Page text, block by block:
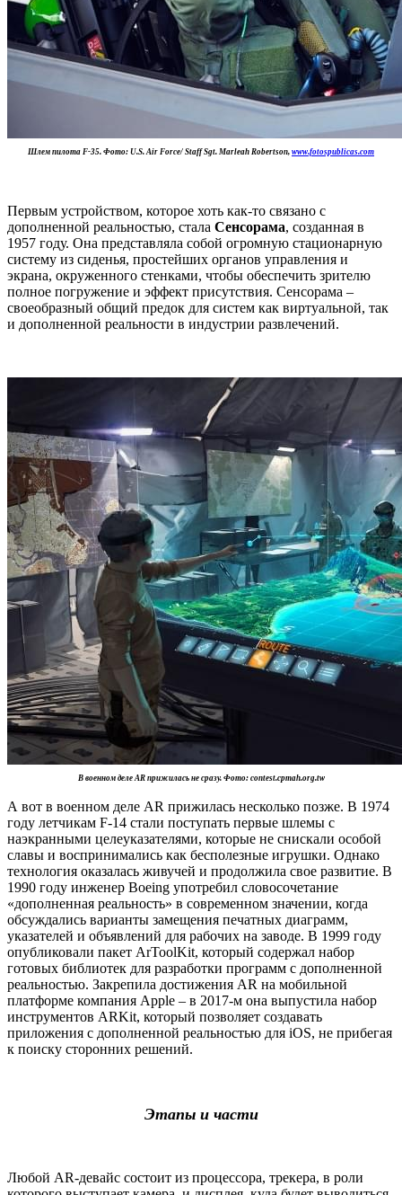
Шлем пилота F-35. Фото: U.S. Air Force/ Staff Sgt. Marleah Robertson, www.fotospublicas.com
Первым устройством, которое хоть как-то связано с
дополненной реальностью, стала Сенсорама, созданная в
1957 году. Она представляла собой огромную стационарную
систему из сиденья, простейших органов управления и
экрана, окруженного стенками, чтобы обеспечить зрителю
полное погружение и эффект присутствия. Сенсорама –
своеобразный общий предок для систем как виртуальной, так
и дополненной реальности в индустрии развлечений.
В военном деле AR прижилась не сразу. Фото: contest.cpmah.org.tw
А вот в военном деле AR прижилась несколько позже. В 1974
году летчикам F-14 стали поступать первые шлемы с
наэкранными целеуказателями, которые не снискали особой
славы и воспринимались как бесполезные игрушки. Однако
технология оказалась живучей и продолжила свое развитие. В
1990 году инженер Boeing употребил словосочетание
«дополненная реальность» в современном значении, когда
обсуждались варианты замещения печатных диаграмм,
указателей и объявлений для рабочих на заводе. В 1999 году
опубликовали пакет ArToolKit, который содержал набор
готовых библиотек для разработки программ с дополненной
реальностью. Закрепила достижения AR на мобильной
платформе компания Apple – в 2017-м она выпустила набор
инструментов ARKit, который позволяет создавать
приложения с дополненной реальностью для iOS, не прибегая
к поиску сторонних решений.
Этапы и части
Любой AR-девайс состоит из процессора, трекера, в роли